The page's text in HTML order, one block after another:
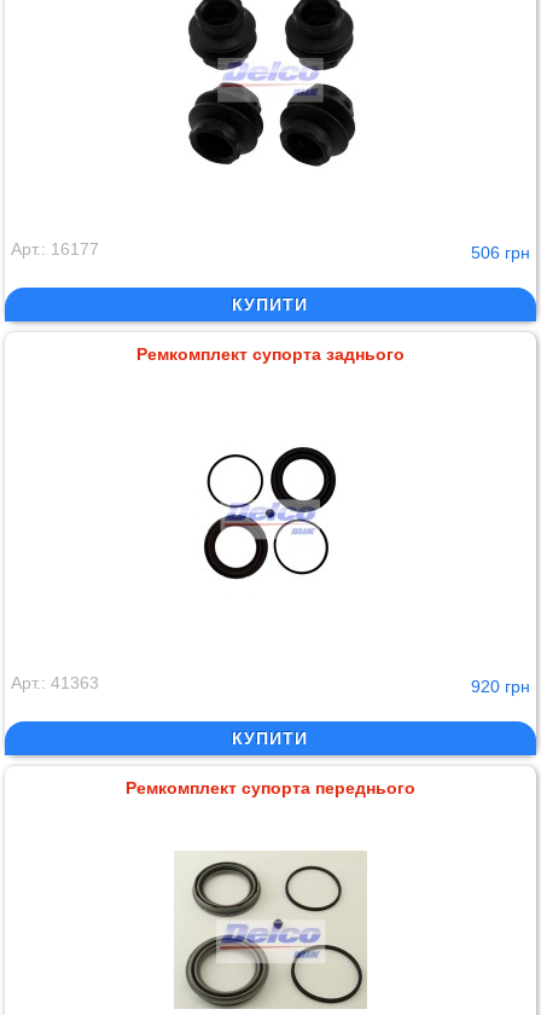
Арт.: 16177 506 грн
КУПИТИ
Ремкомплект супорта заднього
Арт.: 41363 920 грн
КУПИТИ
Ремкомплект супорта переднього